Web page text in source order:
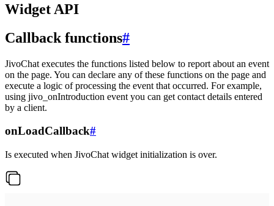
Widget API
Callback functions#
JivoChat executes the functions listed below to report about an event
on the page. You can declare any of these functions on the page and
execute a logic of processing the event that occurred. For example,
using jivo_onIntroduction event you can get contact details entered
by a client.
onLoadCallback#
Is executed when JivoChat widget initialization is over.